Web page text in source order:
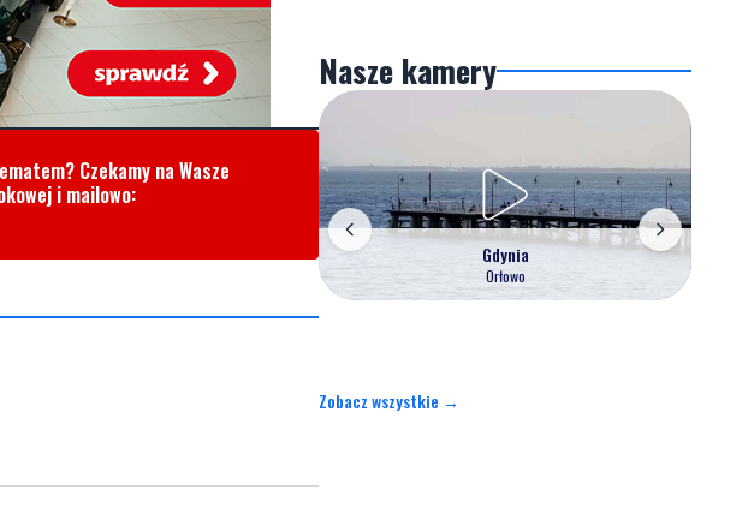
Czekamy na Wasze
i mailowo:
Nasze kamery
Gdynia
Orłowo
Zobacz wszystkie →